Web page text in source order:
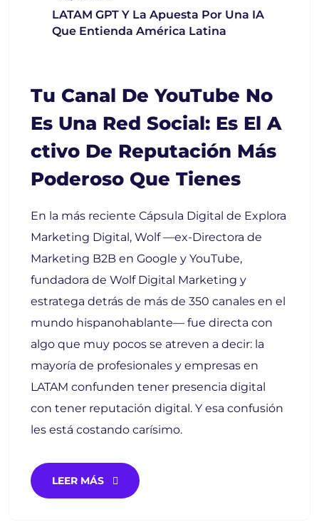
LATAM GPT Y La Apuesta Por Una IA
Que Entienda América Latina
Tu Canal De YouTube No
Es Una Red Social: Es El A
Ctivo De Reputación Más
Poderoso Que Tienes
En la más reciente Cápsula Digital de Explora
Marketing Digital, Wolf —ex-Directora de
Marketing B2B en Google y YouTube,
fundadora de Wolf Digital Marketing y
estratega detrás de más de 350 canales en el
mundo hispanohablante— fue directa con
algo que muy pocos se atreven a decir: la
mayoría de profesionales y empresas en
LATAM confunden tener presencia digital
con tener reputación digital. Y esa confusión
les está costando carísimo.
LEER MÁS